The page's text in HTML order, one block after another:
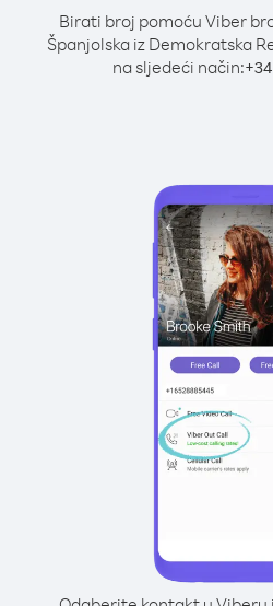
Birati broj pomoću Viber
Španjolska iz Demokratska
na sljedeći način:+34